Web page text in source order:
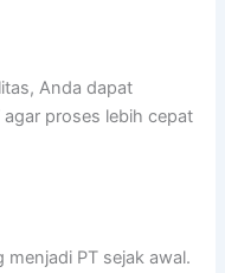
Anda dapat
proses lebih cepat
PT sejak awal.